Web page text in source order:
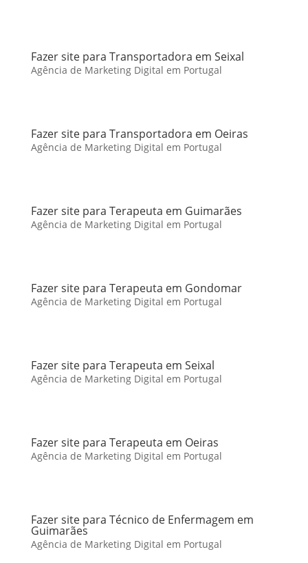
Fazer site para Transportadora em Seixal
Agência de Marketing Digital em Portugal
Fazer site para Transportadora em Oeiras
Agência de Marketing Digital em Portugal
Fazer site para Terapeuta em Guimarães
Agência de Marketing Digital em Portugal
Fazer site para Terapeuta em Gondomar
Agência de Marketing Digital em Portugal
Fazer site para Terapeuta em Seixal
Agência de Marketing Digital em Portugal
Fazer site para Terapeuta em Oeiras
Agência de Marketing Digital em Portugal
Fazer site para Técnico de Enfermagem em
Guimarães
Agência de Marketing Digital em Portugal